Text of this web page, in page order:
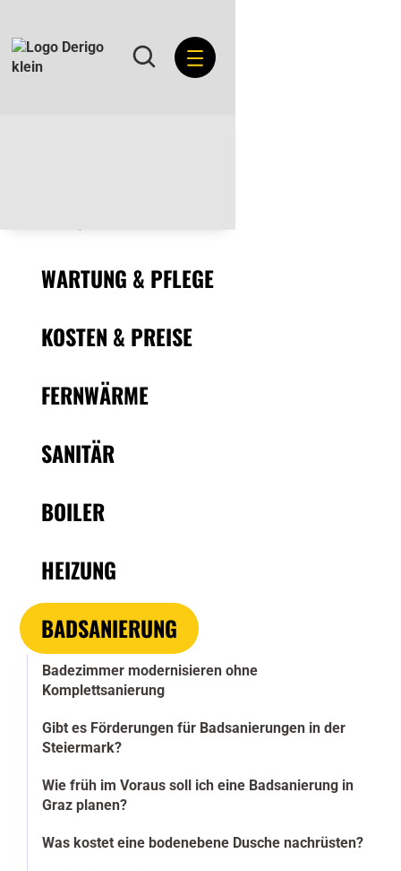
WARTUNG & PFLEGE
KOSTEN & PREISE
FERNWÄRME
SANITÄR
BOILER
HEIZUNG
BADSANIERUNG
Badezimmer modernisieren ohne
Komplettsanierung
Gibt es Förderungen für Badsanierungen in der
Steiermark?
Wie früh im Voraus soll ich eine Badsanierung in
Graz planen?
Was kostet eine bodenebene Dusche nachrüsten?